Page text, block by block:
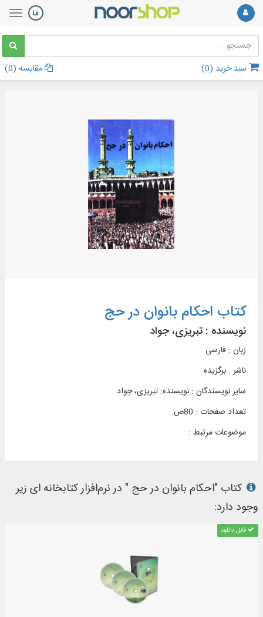
سبد خرید (0
) مقایسه (0
)
کتاب احکام بانوان در حج
نویسنده : تبریزی، جواد
زبان : فارسی
ناشر : برگزيده
سایر نویسندگان : نویسنده: تبریزی، جواد
تعداد صفحات : 80ص.
موضوعات مرتبط :
کتاب "احکام بانوان در حج " در نرم‌افزار کتابخانه ای زیر
وجود دارد:
قابل دانلود